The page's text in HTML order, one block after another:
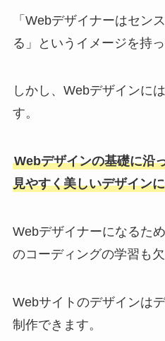
「Webデザイナーはセン
る」というイメージを持
しかし、Webデザインに
す。
Webデザインの基礎に沿
見やすく美しいデザイン
Webデザイナーになるた
のコーディングの学習も欠
Webサイトのデザインは
制作できます。